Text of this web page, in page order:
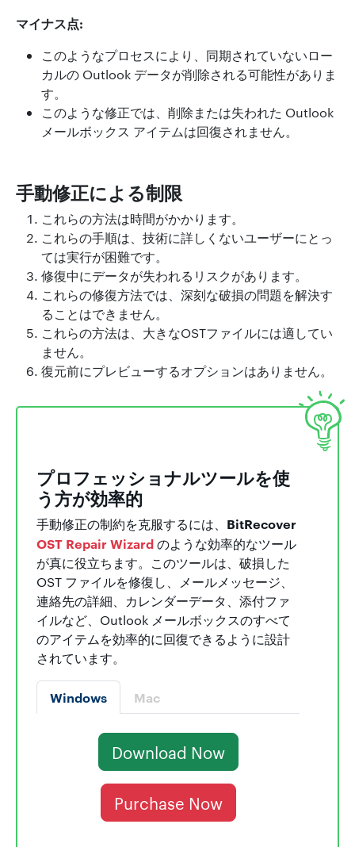
マイナス点:
このようなプロセスにより、同期されていないロー
カルの Outlook データが削除される可能性がありま
す。
このような修正では、削除または失われた Outlook
メールボックス アイテムは回復されません。
手動修正による制限
これらの方法は時間がかかります。
これらの手順は、技術に詳しくないユーザーにとっ
ては実行が困難です。
修復中にデータが失われるリスクがあります。
これらの修復方法では、深刻な破損の問題を解決す
ることはできません。
これらの方法は、大きなOSTファイルには適してい
ません。
復元前にプレビューするオプションはありません。
プロフェッショナルツールを使
う方が効率的
手動修正の制約を克服するには、 BitRecover
OST Repair Wizardのような効率的なツール
が真に役立ちます。このツールは、破損した
OST ファイルを修復し、メールメッセージ、
連絡先の詳細、カレンダーデータ、添付ファ
イルなど、Outlook メールボックスのすべて
のアイテムを効率的に回復できるように設計
されています。
Windows Mac
Download Now
Purchase Now